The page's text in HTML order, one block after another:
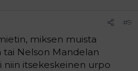
#9
miksen muista
Nelson Mandelan
niin itsekeskeinen urpo